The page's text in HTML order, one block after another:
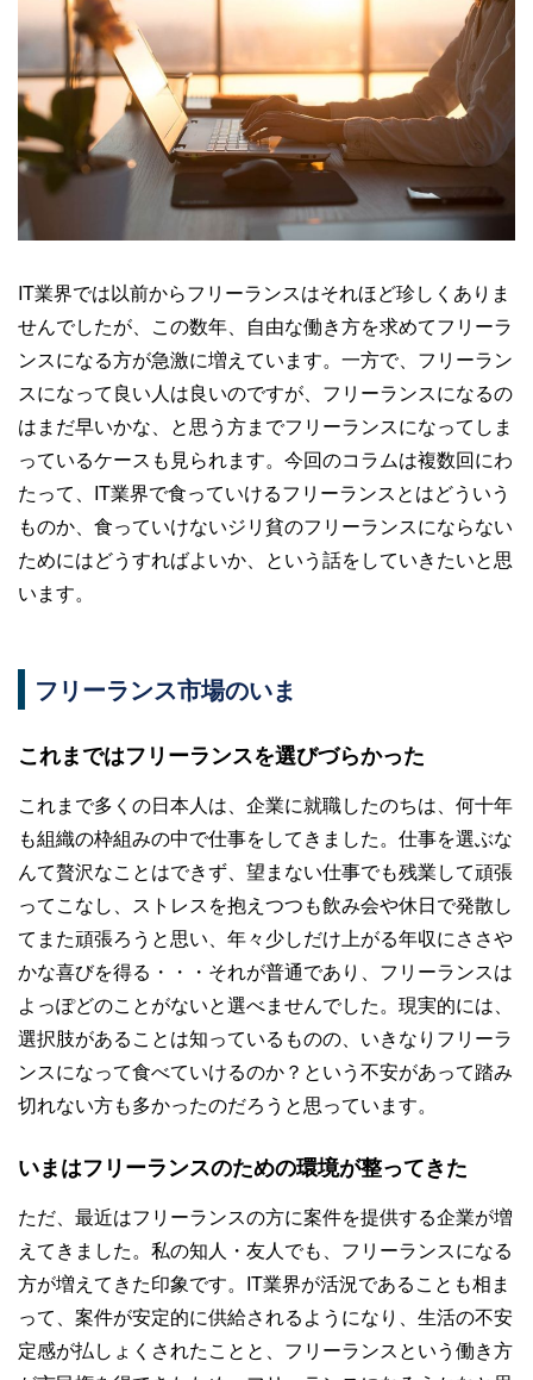
IT業界では以前からフリーランスはそれほど珍しくありま
せんでしたが、この数年、自由な働き方を求めてフリーラ
ンスになる方が急激に増えています。一方で、フリーラン
スになって良い人は良いのですが、フリーランスになるの
はまだ早いかな、と思う方までフリーランスになってしま
っているケースも見られます。今回のコラムは複数回にわ
たって、IT業界で食っていけるフリーランスとはどういう
ものか、食っていけないジリ貧のフリーランスにならない
ためにはどうすればよいか、という話をしていきたいと思
います。
フリーランス市場のいま
これまではフリーランスを選びづらかった
これまで多くの日本人は、企業に就職したのちは、何十年
も組織の枠組みの中で仕事をしてきました。仕事を選ぶな
んて贅沢なことはできず、望まない仕事でも残業して頑張
ってこなし、ストレスを抱えつつも飲み会や休日で発散し
てまた頑張ろうと思い、年々少しだけ上がる年収にささや
かな喜びを得る・・・それが普通であり、フリーランスは
よっぽどのことがないと選べませんでした。現実的には、
選択肢があることは知っているものの、いきなりフリーラ
ンスになって食べていけるのか？という不安があって踏み
切れない方も多かったのだろうと思っています。
いまはフリーランスのための環境が整ってきた
ただ、最近はフリーランスの方に案件を提供する企業が増
えてきました。私の知人・友人でも、フリーランスになる
方が増えてきた印象です。IT業界が活況であることも相ま
って、案件が安定的に供給されるようになり、生活の不安
定感が払しょくされたことと、フリーランスという働き方